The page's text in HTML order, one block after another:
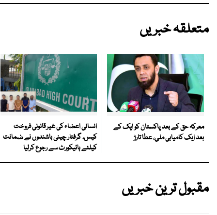
متعلقہ خبریں
معرکہ حق کے بعد پاکستان کو ایک کے
بعد ایک کامیابی ملی، عطا تارڑ
انسانی اعضاء کی غیر قانونی فروخت
کیس، گرفتار چینی باشندوں نے ضمانت
کیلئے ہائیکورٹ سے رجوع کرلیا
مقبول ترین خبریں